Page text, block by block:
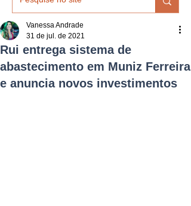
Rui entrega sistema de
abastecimento em Muniz Ferreira
e anuncia novos investimentos
Vanessa Andrade
31 de jul. de 2021